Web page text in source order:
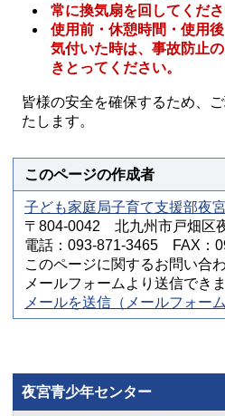
常に換気扇を回してくださ
使用前・休憩時間・使用後
気付いた時は、事故防止
きとってください。
皆様の安全を確保するため、
たします。
このページの作成者
子ども家庭局子育て支援部夜
〒804-0042 北九州市戸畑区
電話：093-871-3465 FAX：
このページに関するお問い合
メールフォームより送信できま
メールを送信（メールフォーム
夜宮青少年センター